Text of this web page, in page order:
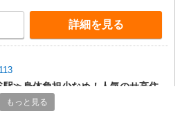
詳細を見る
≫身体負担少なめ！人気のサ高住
集◎
もっと見る